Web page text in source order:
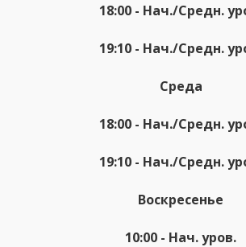
18:00 - Нач./Cредн.
19:10 - Нач./Cредн.
Среда
18:00 - Нач./Cредн.
19:10 - Нач./Cредн.
Воскресенье
10:00 - Нач. уров.